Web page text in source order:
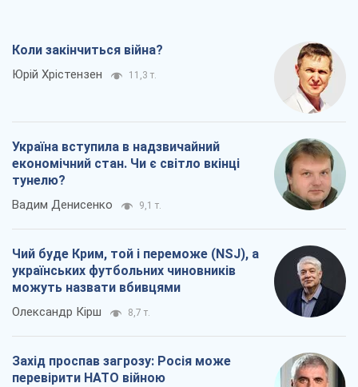
Коли закінчиться війна?
Юрій Хрістензен 11,3 т.
Україна вступила в надзвичайний
економічний стан. Чи є світло вкінці
тунелю?
Вадим Денисенко 9,1 т.
Чий буде Крим, той і переможе (NSJ), а
українських футбольних чиновників
можуть назвати вбивцями
Олександр Кірш 8,7 т.
Захід проспав загрозу: Росія може
перевірити НАТО війною